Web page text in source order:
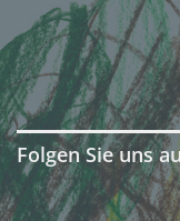
Folgen Sie uns